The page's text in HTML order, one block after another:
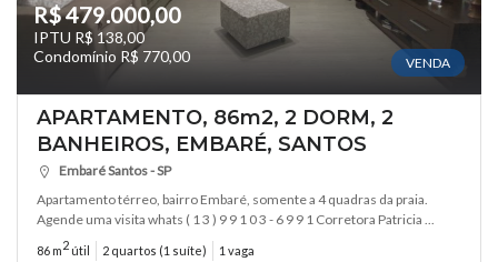
R$ 479.000,00
IPTU R$ 138,00
Condomínio R$ 770,00
VENDA
APARTAMENTO, 86m2, 2 DORM, 2
BANHEIROS, EMBARÉ, SANTOS
Embaré Santos - SP
Apartamento térreo, bairro Embaré, somente a 4 quadras da praia.
Agende uma visita whats ( 1 3 ) 9 9 1 0 3 - 6 9 9 1 Corretora Patricia ...
86 m2 útil 2 quartos (1 suíte) 1 vaga